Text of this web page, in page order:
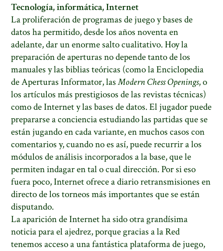
Tecnología, informática, Internet
La proliferación de programas de juego y bases de
datos ha permitido, desde los años noventa en
adelante, dar un enorme salto cualitativo. Hoy la
preparación de aperturas no depende tanto de los
manuales y las biblias teóricas (como la Enciclopedia
de Aperturas Informator, lasModern Chess Openings, o
los artículos más prestigiosos de las revistas técnicas)
como de Internet y las bases de datos. El jugador puede
prepararse a conciencia estudiando las partidas que se
están jugando en cada variante, en muchos casos con
comentarios y, cuando no es así, puede recurrir a los
módulos de análisis incorporados a la base, que le
permiten indagar en tal o cual dirección. Por si eso
fuera poco, Internet ofrece a diario retransmisiones en
directo de los torneos más importantes que se están
disputando.
La aparición de Internet ha sido otra grandísima
noticia para el ajedrez, porque gracias a la Red
tenemos acceso a una fantástica plataforma de juego,